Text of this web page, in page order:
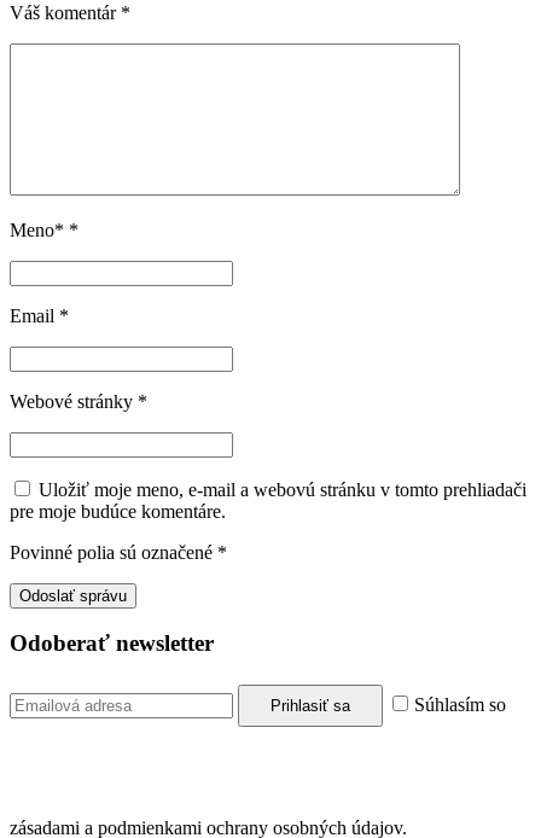
Váš komentár *
Meno* *
Email *
Webové stránky *
Uložiť moje meno, e-mail a webovú stránku v tomto prehliadači
pre moje budúce komentáre.
Povinné polia sú označené *
Odoberať newsletter
Súhlasím so
zásadami a podmienkami ochrany osobných údajov.